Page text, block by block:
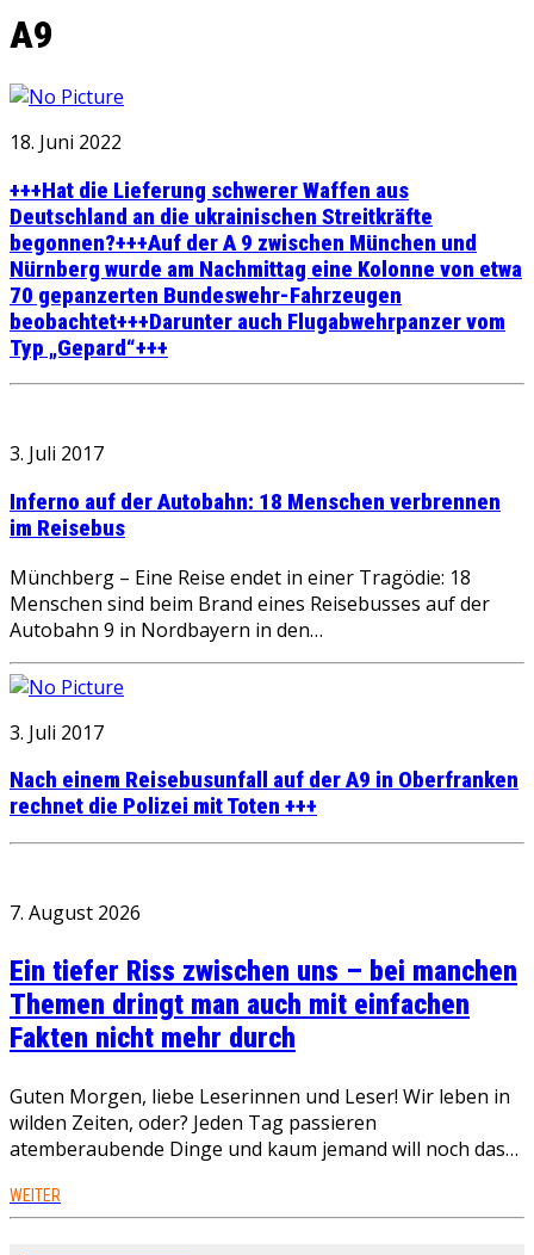
A9
18. Juni 2022
+++Hat die Lieferung schwerer Waffen aus
Deutschland an die ukrainischen Streitkräfte
begonnen?+++Auf der A 9 zwischen München und
Nürnberg wurde am Nachmittag eine Kolonne von etwa
70 gepanzerten Bundeswehr-Fahrzeugen
beobachtet+++Darunter auch Flugabwehrpanzer vom
Typ „Gepard“+++
3. Juli 2017
Inferno auf der Autobahn: 18 Menschen verbrennen
im Reisebus
Münchberg – Eine Reise endet in einer Tragödie: 18
Menschen sind beim Brand eines Reisebusses auf der
Autobahn 9 in Nordbayern in den…
3. Juli 2017
Nach einem Reisebusunfall auf der A9 in Oberfranken
rechnet die Polizei mit Toten +++
7. August 2026
Ein tiefer Riss zwischen uns – bei manchen
Themen dringt man auch mit einfachen
Fakten nicht mehr durch
Guten Morgen, liebe Leserinnen und Leser! Wir leben in
wilden Zeiten, oder? Jeden Tag passieren
atemberaubende Dinge und kaum jemand will noch das…
WEITER